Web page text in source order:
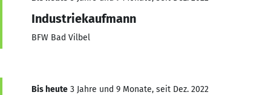
Industriekaufmann
BFW Bad Vilbel
Bis heute 3 Jahre und 9 Monate, seit Dez. 2022